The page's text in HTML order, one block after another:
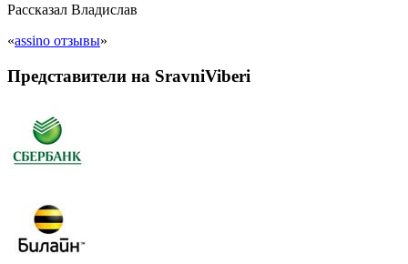
Рассказал Владислав
«assino отзывы»
Представители на SravniViberi